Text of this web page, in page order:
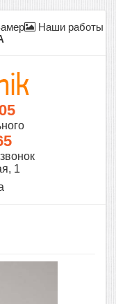
Наши работы
1